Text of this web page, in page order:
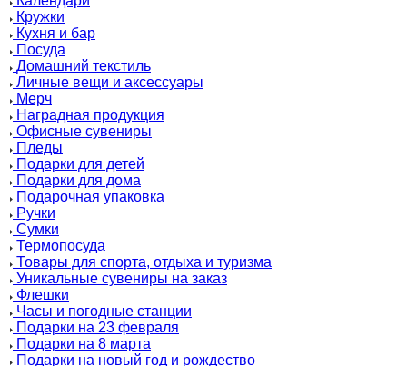
Кружки
Кухня и бар
Посуда
Домашний текстиль
Личные вещи и аксессуары
Мерч
Наградная продукция
Офисные сувениры
Пледы
Подарки для детей
Подарки для дома
Подарочная упаковка
Ручки
Сумки
Термопосуда
Товары для спорта, отдыха и туризма
Уникальные сувениры на заказ
Флешки
Часы и погодные станции
Подарки на 23 февраля
Подарки на 8 марта
Подарки на новый год и рождество